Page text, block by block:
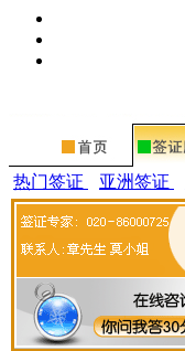
热门签证 亚洲签证